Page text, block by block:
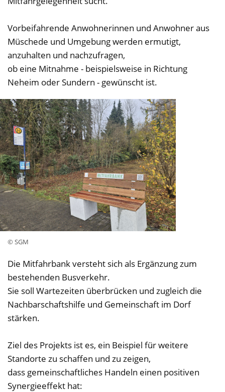
Vorbeifahrende Anwohnerinnen und Anwohner aus
Müschede und Umgebung werden ermutigt,
anzuhalten und nachzufragen,
ob eine Mitnahme - beispielsweise in Richtung
Neheim oder Sundern - gewünscht ist.
© SGM
Die Mitfahrbank versteht sich als Ergänzung zum
bestehenden Busverkehr.
Sie soll Wartezeiten überbrücken und zugleich die
Nachbarschaftshilfe und Gemeinschaft im Dorf
stärken.
Ziel des Projekts ist es, ein Beispiel für weitere
Standorte zu schaffen und zu zeigen,
dass gemeinschaftliches Handeln einen positiven
Synergieeffekt hat: